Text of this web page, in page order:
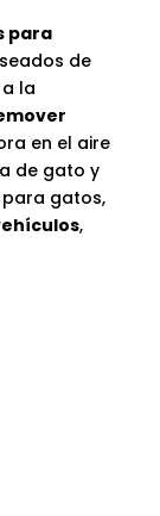
para
de
a la
en el aire
de gato y
para gatos,
,